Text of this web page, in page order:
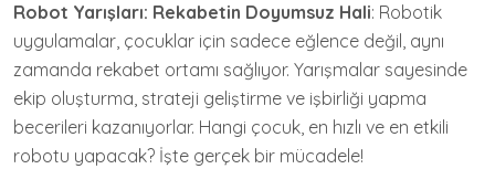
Robot Yarışları: Rekabetin Doyumsuz Hali: Robotik
uygulamalar, çocuklar için sadece eğlence değil, aynı
zamanda rekabet ortamı sağlıyor. Yarışmalar sayesinde
ekip oluşturma, strateji geliştirme ve işbirliği yapma
becerileri kazanıyorlar. Hangi çocuk, en hızlı ve en etkili
robotu yapacak? İşte gerçek bir mücadele!